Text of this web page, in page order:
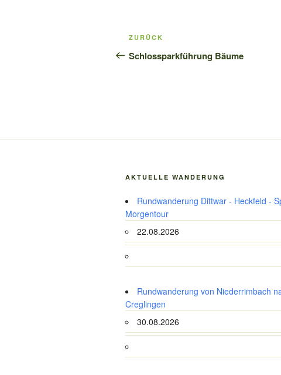
Beitragsnavigation
Vorheriger
Beitrag
ZURÜCK
Schlossparkführung Bäume
AKTUELLE WANDERUNG
Rundwanderung Dittwar - Heckfeld -
Morgentour
22.08.2026
Rundwanderung von Niederrimbach
Creglingen
30.08.2026